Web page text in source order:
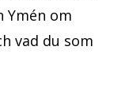
Ymén om
vad du som